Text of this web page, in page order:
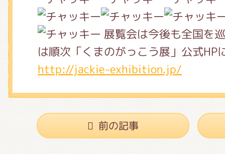
展覧会は今後も全国を
は順次「くまのがっこう展」公式HP
http://jackie-exhibition.jp/
前の記事